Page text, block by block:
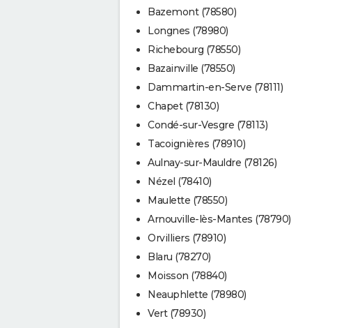
Bazemont (78580)
Longnes (78980)
Richebourg (78550)
Bazainville (78550)
Dammartin-en-Serve (78111)
Chapet (78130)
Condé-sur-Vesgre (78113)
Tacoignières (78910)
Aulnay-sur-Mauldre (78126)
Nézel (78410)
Maulette (78550)
Arnouville-lès-Mantes (78790)
Orvilliers (78910)
Blaru (78270)
Moisson (78840)
Neauphlette (78980)
Vert (78930)